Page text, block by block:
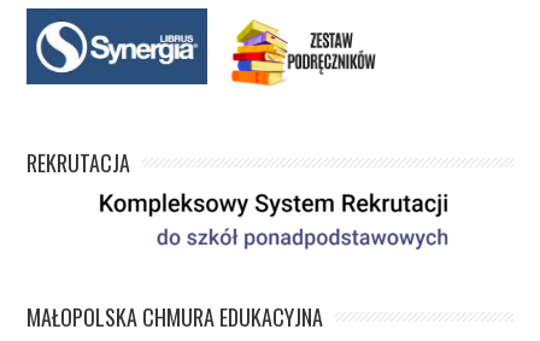
REKRUTACJA
MAŁOPOLSKA CHMURA EDUKACYJNA